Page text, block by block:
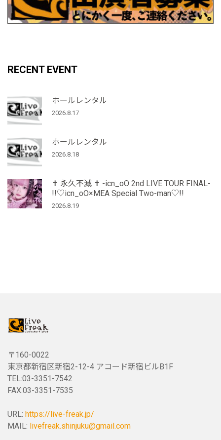
RECENT EVENT
ホールレンタル
2026.8.17
ホールレンタル
2026.8.18
‪✝︎ 永久不滅 ✝︎ -icn_oO 2nd LIVE TOUR FINAL-
!!♡icn_oO×MEA Special Two-man♡!!
2026.8.19
〒160-0022
東京都新宿区新宿2-12-4 アコード新宿ビルB1F
TEL:03-3351-7542
FAX:03-3351-7535
URL: https://live-freak.jp/
MAIL: livefreak.shinjuku@gmail.com